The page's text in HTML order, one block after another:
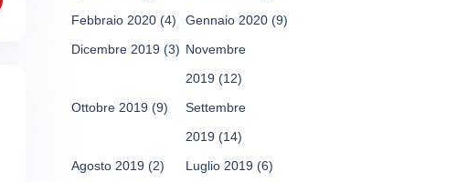
Febbraio 2020 (4) Gennaio 2020 (9)
Dicembre 2019 (3) Novembre
2019 (12)
Ottobre 2019 (9)
Settembre
2019 (14)
Agosto 2019 (2) Luglio 2019 (6)